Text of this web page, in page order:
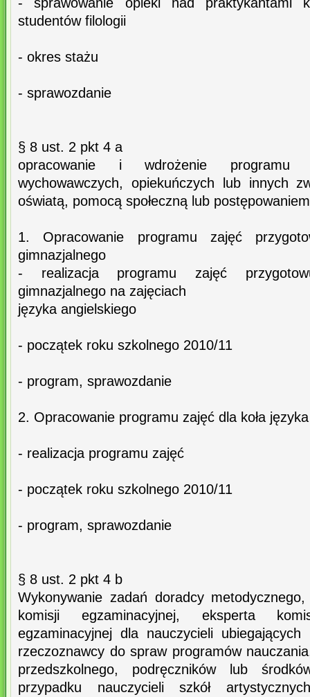
studentów filologii
- okres stażu
- sprawozdanie
§ 8 ust. 2 pkt 4 a
opracowanie i wdrożenie programu
wychowawczych, opiekuńczych lub innych
oświatą, pomocą społeczną lub
1. Opracowanie programu zajęć
gimnazjalnego
- realizacja programu zajęć
gimnazjalnego na zajęciach
języka angielskiego
- początek roku szkolnego 2010/11
- program, sprawozdanie
2. Opracowanie programu zajęć dla koła
- realizacja programu zajęć
- początek roku szkolnego 2010/11
- program, sprawozdanie
§ 8 ust. 2 pkt 4 b
Wykonywanie zadań doradcy
komisji egzaminacyjnej, eksperta
egzaminacyjnej dla nauczycieli
rzeczoznawcy do spraw programów
przedszkolnego, podręczników lub
przypadku nauczycieli szkół